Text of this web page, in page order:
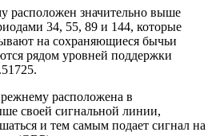
расположен значительно выше
34, 55, 89 и 144, которые
на сохраняющиеся бычьи
рядом уровней поддержки
расположена в
своей сигнальной линии,
и тем самым подает сигнал на